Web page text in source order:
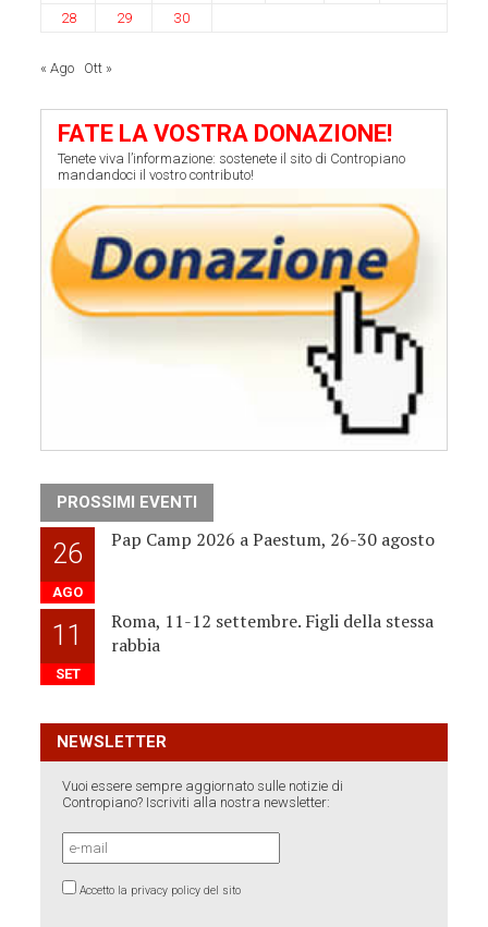
28
29 30
« Ago Ott »
FATE LA VOSTRA DONAZIONE!
Tenete viva l’informazione: sostenete il sito di Contropiano
mandandoci il vostro contributo!
PROSSIMI EVENTI
26
AGO
Pap Camp 2026 a Paestum, 26-30 agosto
11
SET
Roma, 11-12 settembre. Figli della stessa
rabbia
NEWSLETTER
Vuoi essere sempre aggiornato sulle notizie di
Contropiano? Iscriviti alla nostra newsletter:
Accetto la privacy policy del sito